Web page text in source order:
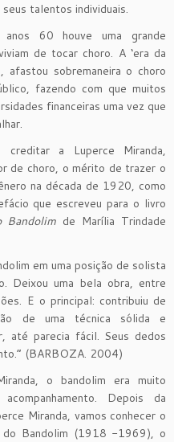
talentos individuais.
60 houve uma grande
de tocar choro. A ‘era da
afastou sobremaneira o choro
fazendo com que muitos
financeiras uma vez que
a Luperce Miranda,
de choro, o mérito de trazer o
na década de 1920, como
que escreveu para o livro
Bandolim de Marília Trindade
em uma posição de solista
Deixou uma bela obra, entre
E o principal: contribuiu de
de uma técnica sólida e
até parecia fácil. Seus dedos
(BARBOZA. 2004)
o bandolim era muito
Depois da
Miranda, vamos conhecer o
Bandolim (1918 -1969), o